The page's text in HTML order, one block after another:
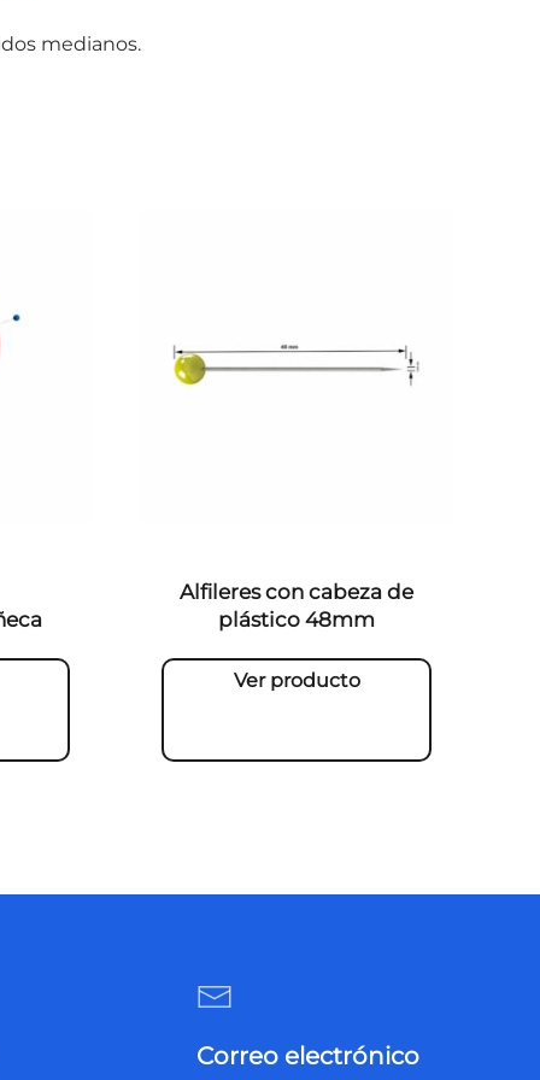
medianos.
Alfileres con cabeza de
plástico 48mm
Ver producto
Correo electrónico